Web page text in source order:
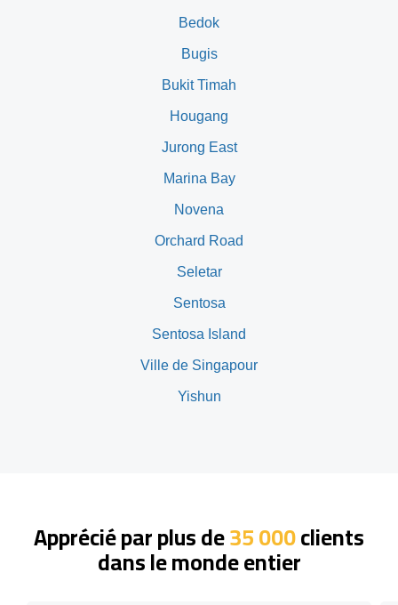
Bedok
Bugis
Bukit Timah
Hougang
Jurong East
Marina Bay
Novena
Orchard Road
Seletar
Sentosa
Sentosa Island
Ville de Singapour
Yishun
Apprécié par plus de35 000clients
dans le monde entier